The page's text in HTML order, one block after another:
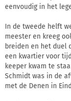
eenvoudig in het
In de tweede helft
meester en kreeg
breiden en het duel
een kwartier voor
keeper kwam te
Schmidt was in de
met de Denen in